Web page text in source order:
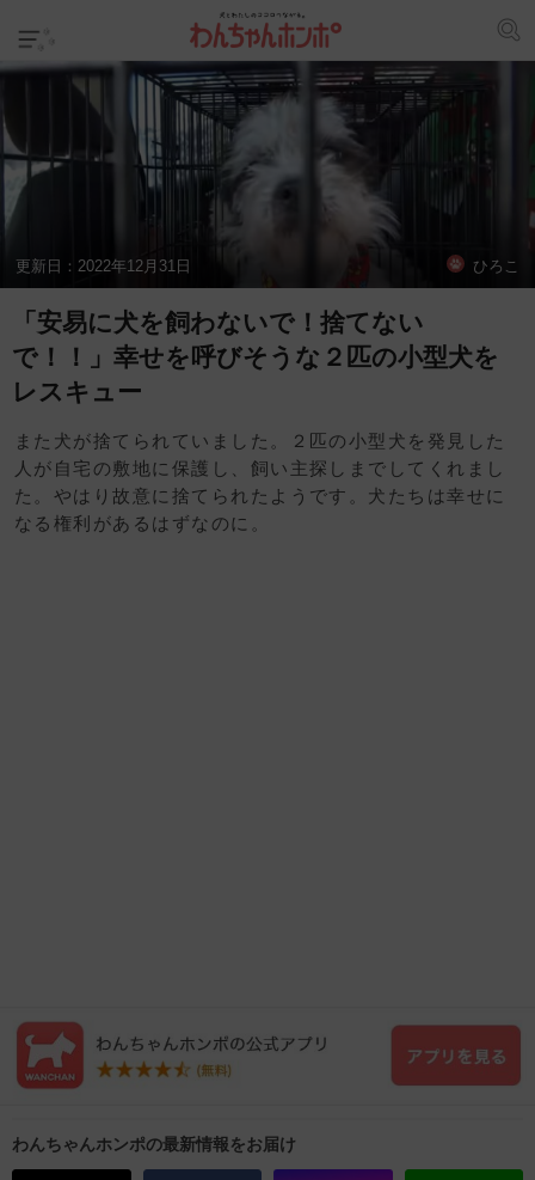
更新日： 2022年12月31日 ひろこ
「安易に犬を飼わないで！捨てない
で！！」幸せを呼びそうな２匹の小型犬を
レスキュー
また犬が捨てられていました。２匹の小型犬を発見した
人が自宅の敷地に保護し、飼い主探しまでしてくれまし
た。やはり故意に捨てられたようです。犬たちは幸せに
なる権利があるはずなのに。
わんちゃんホンポの最新情報をお届け